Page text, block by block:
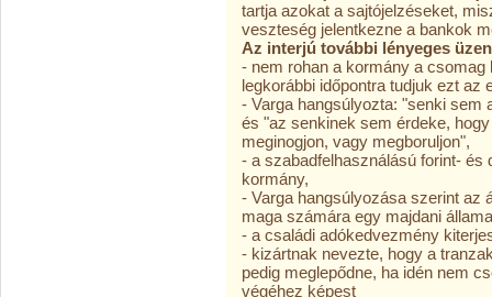
tartja azokat a sajtójelzéseket,
veszteség jelentkezne a bankok
Az interjú további lényeges
- nem rohan a kormány a csomag
legkorábbi időpontra tudjuk ezt az
- Varga hangsúlyozta: "senki sem
és "az senkinek sem érdeke,
meginogjon, vagy megboruljon",
- a szabadfelhasználású forint- és
kormány,
- Varga hangsúlyozása szerint az
maga számára egy majdani
- a családi adókedvezmény
- kizártnak nevezte, hogy a
pedig meglepődne, ha idén nem
végéhez képest